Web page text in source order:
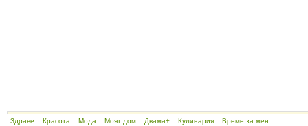
Здраве Красота Мода Моят дом Двама+ Кулинария Време за мен